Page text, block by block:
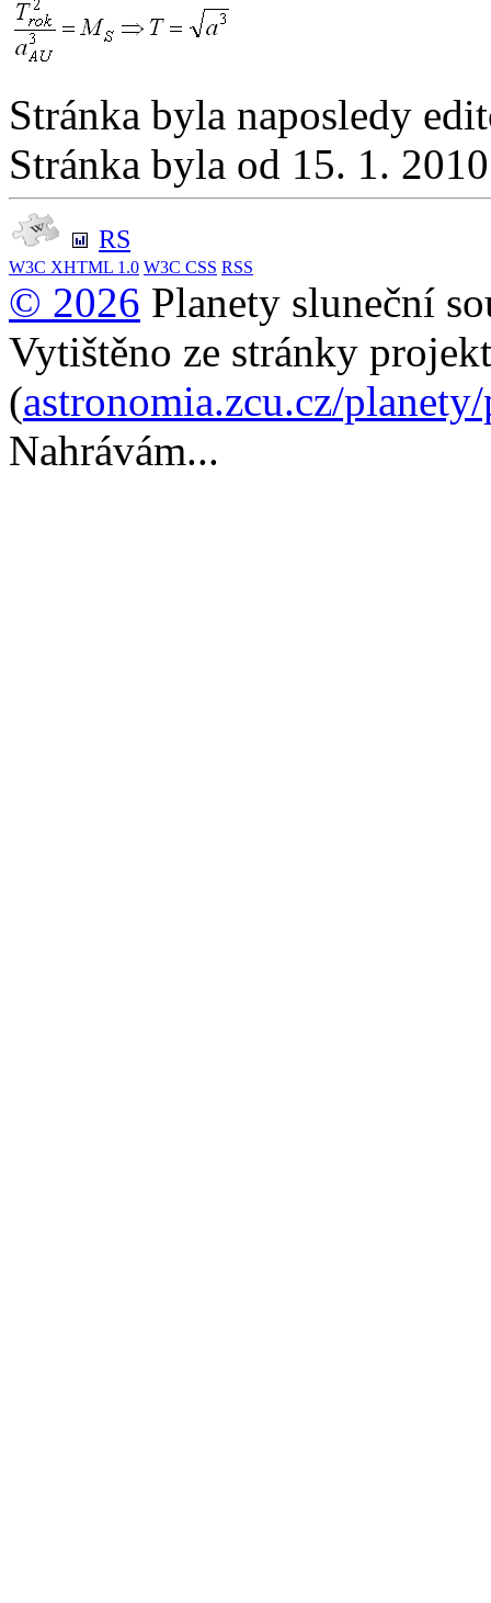
Stránka byla naposledy
Stránka byla od 15. 1.
RS
W3C XHTML 1.0 W3C CSS RSS
© 2026 Planety sluneční
Vytištěno ze stránky
(astronomia.zcu.cz/
Nahrávám...